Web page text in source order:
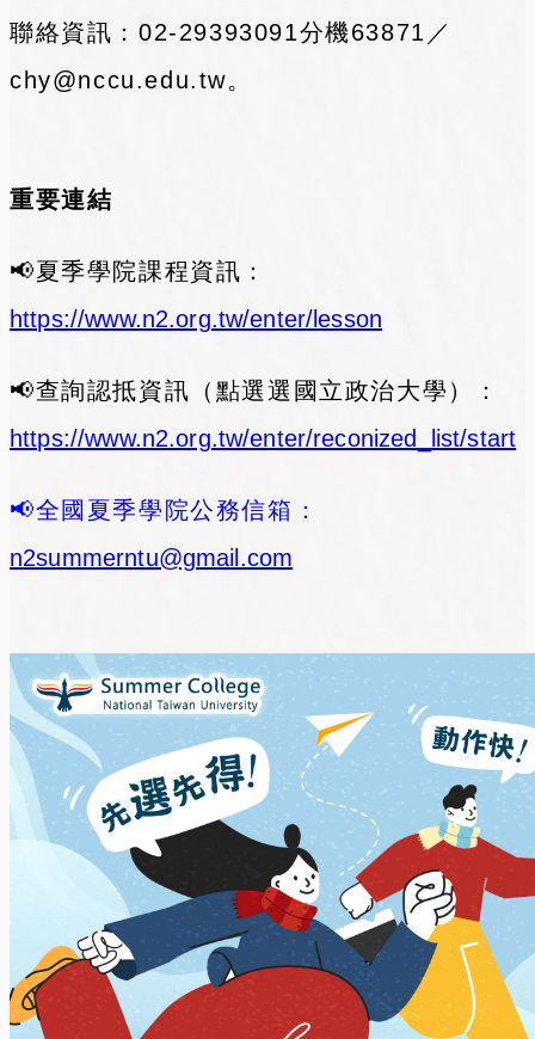
聯絡資訊：02-29393091分機63871／
chy@nccu.edu.tw。
重要連結
📢夏季學院課程資訊：
https://www.n2.org.tw/enter/lesson
📢查詢認抵資訊（點選選國立政治大學）：
https://www.n2.org.tw/enter/reconized_list/start
📢全國夏季學院公務信箱：
n2summerntu@gmail.com